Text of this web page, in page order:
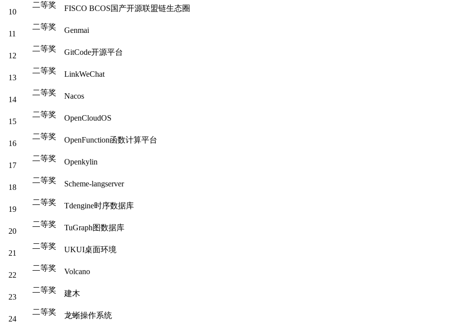
10
二等奖 FISCO BCOS国产开源联盟链生态圈
11
二等奖 Genmai
12
二等奖 GitCode开源平台
13
二等奖 LinkWeChat
14
二等奖 Nacos
15
二等奖 OpenCloudOS
16
二等奖 OpenFunction函数计算平台
17
二等奖 Openkylin
18
二等奖 Scheme-langserver
19
二等奖 Tdengine时序数据库
20
二等奖 TuGraph图数据库
21
二等奖 UKUI桌面环境
22
二等奖 Volcano
23
二等奖 建木
24
二等奖 龙蜥操作系统